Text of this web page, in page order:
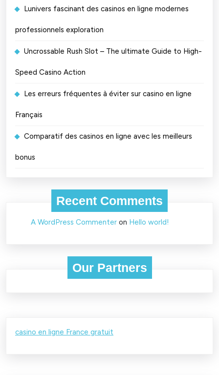
Lunivers fascinant des casinos en ligne modernes
professionnels exploration
Uncrossable Rush Slot – The ultimate Guide to High-
Speed Casino Action
Les erreurs fréquentes à éviter sur casino en ligne
Français
Comparatif des casinos en ligne avec les meilleurs
bonus
Recent Comments
A WordPress Commenter on Hello world!
Our Partners
casino en ligne France gratuit